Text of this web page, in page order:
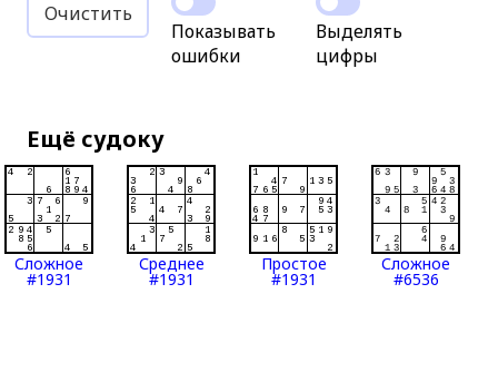
Очистить
Показывать
ошибки
Выделять
цифры
Ещё судоку
Сложное
#1931
Среднее
#1931
Простое
#1931
Сложное
#6536